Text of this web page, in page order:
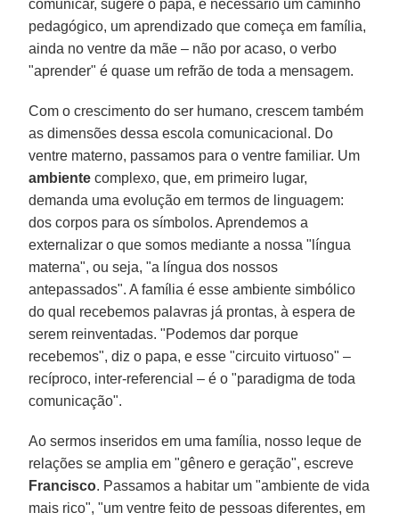
comunicar, sugere o papa, é necessário um caminho
pedagógico, um aprendizado que começa em família,
ainda no ventre da mãe – não por acaso, o verbo
"aprender" é quase um refrão de toda a mensagem.
Com o crescimento do ser humano, crescem também
as dimensões dessa escola comunicacional. Do
ventre materno, passamos para o ventre familiar. Um
ambiente complexo, que, em primeiro lugar,
demanda uma evolução em termos de linguagem:
dos corpos para os símbolos. Aprendemos a
externalizar o que somos mediante a nossa "língua
materna", ou seja, "a língua dos nossos
antepassados". A família é esse ambiente simbólico
do qual recebemos palavras já prontas, à espera de
serem reinventadas. "Podemos dar porque
recebemos", diz o papa, e esse "circuito virtuoso" –
recíproco, inter-referencial – é o "paradigma de toda
comunicação".
Ao sermos inseridos em uma família, nosso leque de
relações se amplia em "gênero e geração", escreve
Francisco. Passamos a habitar um "ambiente de vida
mais rico", "um ventre feito de pessoas diferentes, em